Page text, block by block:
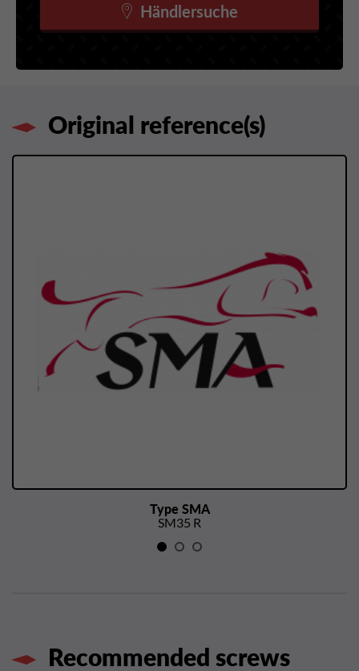
Händlersuche
Original reference(s)
Type SMA
SM35 R
Recommended screws